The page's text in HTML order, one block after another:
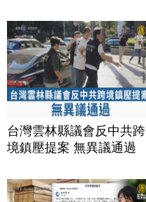
台灣雲林縣議會反中共跨
境鎮壓提案 無異議通過